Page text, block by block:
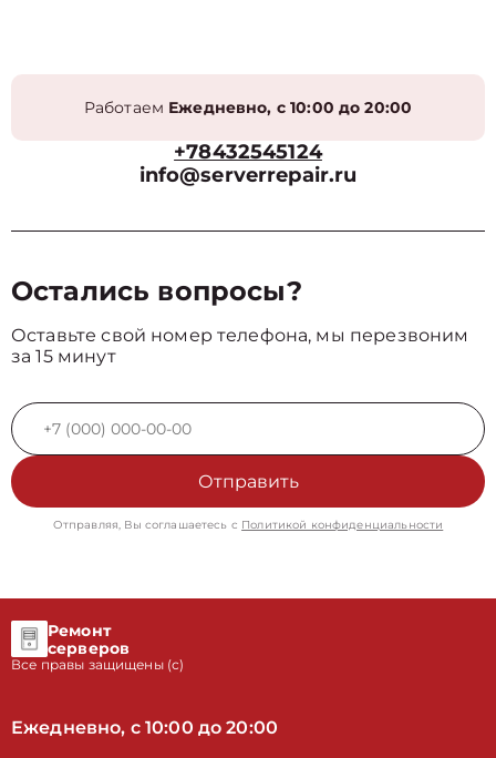
Работаем Ежедневно, с 10:00 до 20:00
+78432545124
info@serverrepair.ru
Остались вопросы?
Оставьте свой номер телефона, мы перезвоним
за 15 минут
Отправить
Отправляя, Вы соглашаетесь с Политикой конфиденциальности
Ремонт
серверов
Все правы защищены (с)
Ежедневно, с 10:00 до 20:00